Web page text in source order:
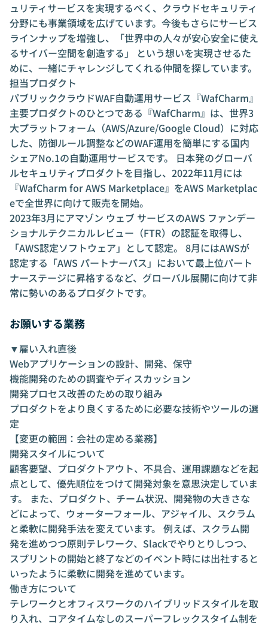
ュリティサービスを実現するべく、クラウドセキュリティ
分野にも事業領域を広げています。今後もさらにサービス
ラインナップを増強し、「世界中の人々が安心安全に使え
るサイバー空間を創造する」 という想いを実現させるた
めに、一緒にチャレンジしてくれる仲間を探しています。
担当プロダクト
パブリッククラウドWAF自動運用サービス『WafCharm』
主要プロダクトのひとつである『WafCharm』は、世界3
大プラットフォーム（AWS/Azure/Google Cloud）に対応
した、防御ルール調整などのWAF運用を簡単にする国内
シェアNo.1の自動運用サービスです。 日本発のグローバ
ルセキュリティプロダクトを目指し、2022年11月には
『WafCharm for AWS Marketplace』をAWS Marketplac
eで全世界に向けて販売を開始。
2023年3月にアマゾン ウェブ サービスのAWS ファンデー
ショナルテクニカルレビュー（FTR）の認証を取得し、
「AWS認定ソフトウェア」として認定。 8月にはAWSが
認定する「AWS パートナーパス」において最上位パート
ナーステージに昇格するなど、グローバル展開に向けて非
常に勢いのあるプロダクトです。
お願いする業務
▼雇い入れ直後
Webアプリケーションの設計、開発、保守
機能開発のための調査やディスカッション
開発プロセス改善のための取り組み
プロダクトをより良くするために必要な技術やツールの選
定
【変更の範囲：会社の定める業務】
開発スタイルについて
顧客要望、プロダクトアウト、不具合、運用課題などを起
点として、優先順位をつけて開発対象を意思決定していま
す。 また、プロダクト、チーム状況、開発物の大きさな
どによって、ウォーターフォール、アジャイル、スクラム
と柔軟に開発手法を変えています。 例えば、スクラム開
発を進めつつ原則テレワーク、Slackでやりとりしつつ、
スプリントの開始と終了などのイベント時には出社すると
いったように柔軟に開発を進めています。
働き方について
テレワークとオフィスワークのハイブリッドスタイルを取
り入れ、コアタイムなしのスーパーフレックスタイム制を